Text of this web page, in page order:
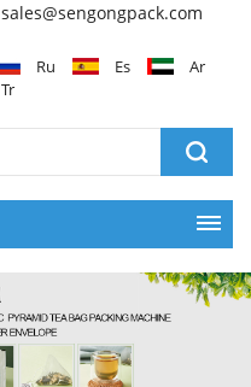
sales@sengongpack.com
Ru Es
Ar
Tr